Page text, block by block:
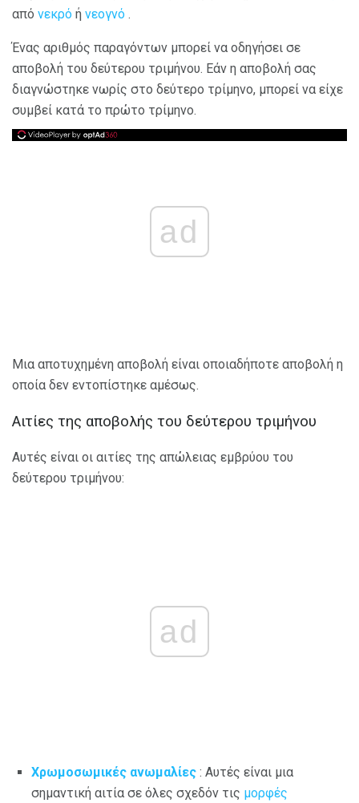
από νεκρό ή νεογνό .
Ένας αριθμός παραγόντων μπορεί να οδηγήσει σε
αποβολή του δεύτερου τριμήνου. Εάν η αποβολή σας
διαγνώστηκε νωρίς στο δεύτερο τρίμηνο, μπορεί να είχε
συμβεί κατά το πρώτο τρίμηνο.
ad
Μια αποτυχημένη αποβολή είναι οποιαδήποτε αποβολή η
οποία δεν εντοπίστηκε αμέσως.
Αιτίες της αποβολής του δεύτερου τριμήνου
Αυτές είναι οι αιτίες της απώλειας εμβρύου του
δεύτερου τριμήνου:
ad
Χρωμοσωμικές ανωμαλίες : Αυτές είναι μια
σημαντική αιτία σε όλες σχεδόν τις μορφές